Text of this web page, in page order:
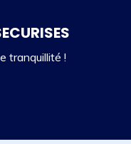
tranquillité !